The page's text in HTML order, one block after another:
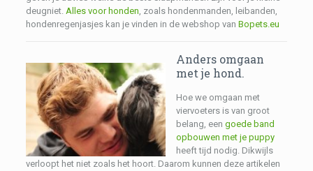
deugniet. Alles voor honden, zoals hondenmanden, leibanden,
hondenregenjasjes kan je vinden in de webshop van Bopets.eu
Anders omgaan
met je hond.
Hoe we omgaan met
viervoeters is van groot
belang, een goede band
opbouwen met je puppy
heeft tijd nodig. Dikwijls
verloopt het niet zoals het hoort. Daarom kunnen deze artikelen